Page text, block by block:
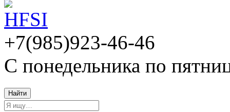
+7(985)923-46-46
С понедельника по
Найти